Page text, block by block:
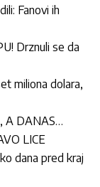
Fanovi ih
Drznuli se da
miliona dolara,
A DANAS…
LICE
dana pred kraj